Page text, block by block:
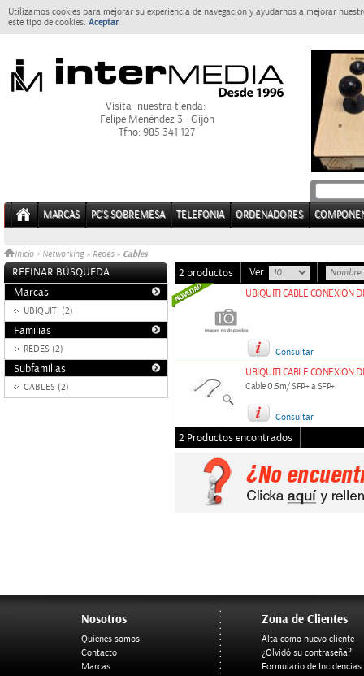
Utilizamos cookies para mejorar su experiencia de navegación y ayudarnos a mejorar
este tipo de cookies. Aceptar
Visita nuestra tienda:
Felipe Menéndez 3 - Gijón
Tfno: 985 341 127
MARCAS PC'S SOBREMESA TELEFONIA ORDENADORES
Inicio > Networking» Redes » Cables
REFINAR BÚSQUEDA
Marcas
UBIQUITI (2)
Familias
REDES (2)
Subfamilias
CABLES (2)
2 productos Ver:
UBIQUITI CABLE CONEXION
Consultar
UBIQUITI CABLE CONEXION
Cable 0.5m/ SFP+ a SFP+
Consultar
2 Productos encontrados
Nosotros
Quienes somos
Contacto
Marcas
Zona de Clientes
Alta como nuevo cliente
¿Olvidó su contraseña?
Formulario de Incidencias